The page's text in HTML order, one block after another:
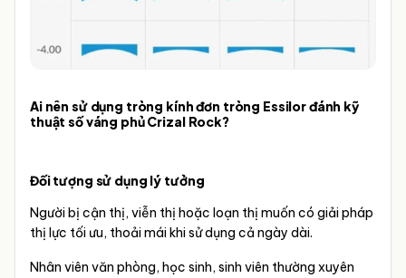
Ai nên sử dụng tròng kính đơn tròng Essilor đánh kỹ
thuật số váng phủ Crizal Rock?
Đối tượng sử dụng lý tưởng
Người bị cận thị, viễn thị hoặc loạn thị muốn có giải pháp
thị lực tối ưu, thoải mái khi sử dụng cả ngày dài.
Nhân viên văn phòng, học sinh, sinh viên thường xuyên